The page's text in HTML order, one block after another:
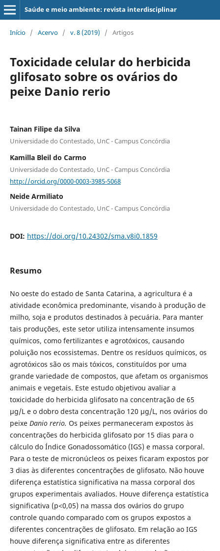
Saúde e meio ambiente: revista interdisciplinar
Início / Acervo / v. 8 (2019) / Artigos
Toxicidade celular do herbicida
glifosato sobre os ovários do
peixe Danio rerio
Tainan Filipe da Silva
Universidade do Contestado, UnC - Campus Concórdia
Kamilla Bleil do Carmo
Universidade do Contestado, UnC - Campus Concórdia
http://orcid.org/0000-0003-3985-5068
Neide Armiliato
Universidade do Contestado, UnC - Campus Concórdia
DOI: https://doi.org/10.24302/sma.v8i0.1859
Resumo
No oeste do estado de Santa Catarina, a agricultura é a
atividade econômica predominante, visando à produção de
milho, soja e produtos destinados à pecuária. Para manter
tais produções, este setor utiliza intensamente insumos
químicos, como fertilizantes e agrotóxicos, causando
poluição nos ecossistemas. Dentre os resíduos químicos, os
agrotóxicos são os mais tóxicos, constituídos por uma
grande variedade de compostos, que afetam os organismos
animais e vegetais. Este estudo objetivou avaliar a
toxicidade do herbicida glifosato na concentração de 65
µg/L e o dobro desta concentração 120 µg/L, nos ovários do
peixe Danio rerio. Os peixes permaneceram expostos às
concentrações do herbicida glifosato por 15 dias para o
cálculo do Índice Gonadossomático (IGS) e massa corporal.
Para o teste de micronúcleos os peixes ficaram expostos por
3 dias às diferentes concentrações de glifosato. Não houve
diferença estatística significativa na massa corporal dos
grupos experimentais avaliados. Houve diferença estatística
significativa (p<0,05) na massa dos ovários do grupo
controle quando comparado com os grupos expostos a
diferentes concentrações de glifosato. Em relação ao IGS
houve diferença significativa entre as diferentes